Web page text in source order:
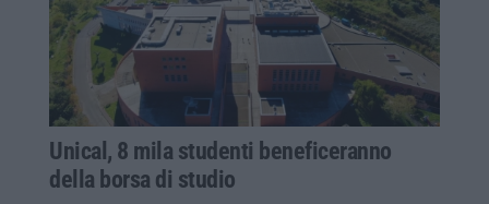
Unical, 8 mila studenti beneficeranno
della borsa di studio